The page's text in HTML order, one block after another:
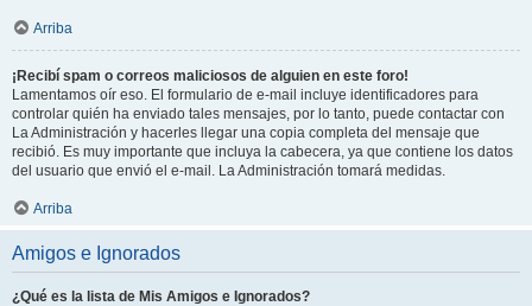
Arriba
¡Recibí spam o correos maliciosos de alguien en este foro!
Lamentamos oír eso. El formulario de e-mail incluye identificadores para
controlar quién ha enviado tales mensajes, por lo tanto, puede contactar con
La Administración y hacerles llegar una copia completa del mensaje que
recibió. Es muy importante que incluya la cabecera, ya que contiene los datos
del usuario que envió el e-mail. La Administración tomará medidas.
Arriba
Amigos e Ignorados
¿Qué es la lista de Mis Amigos e Ignorados?